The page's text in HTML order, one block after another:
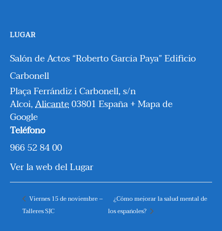
LUGAR
Salón de Actos “Roberto García Paya” Edificio
Carbonell
Plaça Ferrándiz i Carbonell, s/n
Alcoi,Alicante03801 España + Mapa de
Google
Teléfono
966 52 84 00
Ver la web del Lugar
Viernes 15 de noviembre –
Talleres SJC
¿Cómo mejorar la salud mental de
los españoles?